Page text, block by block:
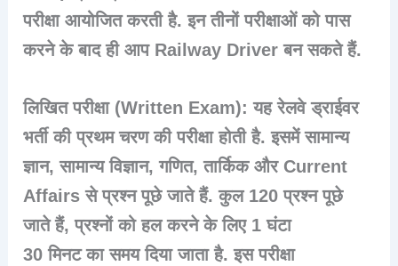
परीक्षा आयोजित करती है. इन तीनों परीक्षाओं को पास
करने के बाद ही आप Railway Driver बन सकते हैं.
लिखित परीक्षा (Written Exam): यह रेलवे ड्राईवर
भर्ती की प्रथम चरण की परीक्षा होती है. इसमें सामान्य
ज्ञान, सामान्य विज्ञान, गणित, तार्किक और Current
Affairs से प्रश्न पूछे जाते हैं. कुल 120 प्रश्नपूछे
जाते हैं, प्रश्नों को हल करने के लिए 1 घंटा
30 मिनटका समय दिया जाता है. इस परीक्षा